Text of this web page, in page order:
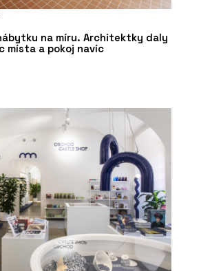
na míru. Architektky daly
místa a pokoj navíc